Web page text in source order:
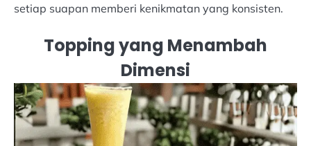
setiap suapan memberi kenikmatan yang konsisten.
Topping yang Menambah
Dimensi